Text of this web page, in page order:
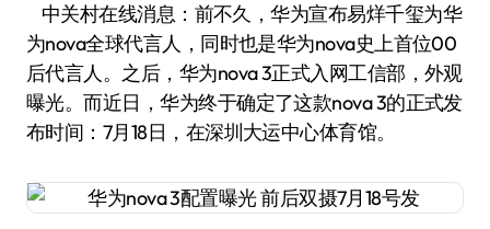
中关村在线消息：前不久，华为宣布易烊千玺为华
为nova全球代言人，同时也是华为nova史上首位00
后代言人。之后，华为nova 3正式入网工信部，外观
曝光。而近日，华为终于确定了这款nova 3的正式发
布时间：7月18日，在深圳大运中心体育馆。